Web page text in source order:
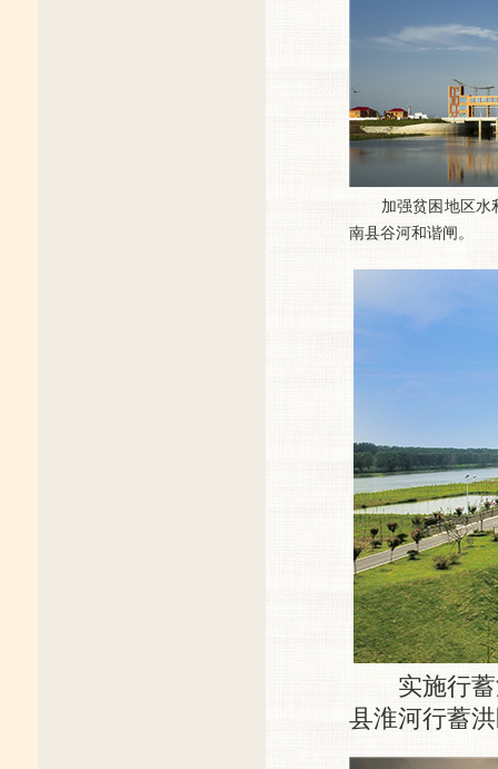
加强贫困地区水
南县谷河和谐闸。
实施行蓄
县淮河行蓄